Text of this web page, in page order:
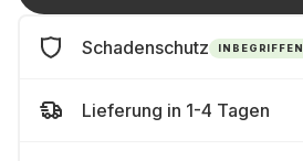
Schadenschutz INBEGRIFFEN
Lieferung in 1-4 Tagen